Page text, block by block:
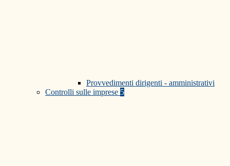
Provvedimenti dirigenti - amministrativi
Controlli sulle imprese 5